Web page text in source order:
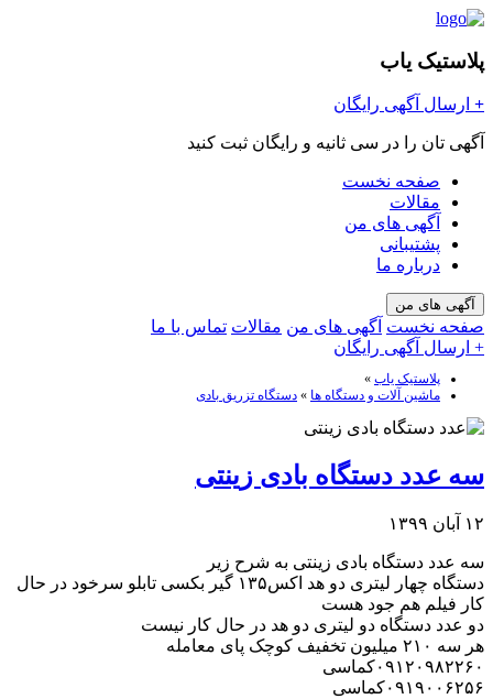
پلاستیک یاب
+ ارسال آگهی رایگان
آگهی تان را در سی ثانیه و رایگان ثبت کنید
صفحه نخست
مقالات
آگهی های من
پشتیبانی
درباره ما
آگهی های من
صفحه نخست آگهی های من مقالات تماس با ما
+ ارسال آگهی رایگان
پلاستیک یاب »
ماشین آلات و دستگاه ها » دستگاه تزریق بادی
سه عدد دستگاه بادی زینتی
۱۲ آبان ۱۳۹۹
سه عدد دستگاه بادی زینتی به شرح زیر
دستگاه چهار لیتری دو هد اکس۱۳۵ گیر بکسی تابلو سرخود در حال
کار فیلم هم جود هست
دو عدد دستگاه دو لیتری دو هد در حال کار نیست
هر سه ۲۱۰ میلیون تخفیف کوچک پای معامله
۰۹۱۲۰۹۸۲۲۶۰کماسی
۰۹۱۹۰۰۶۲۵۶کماسی